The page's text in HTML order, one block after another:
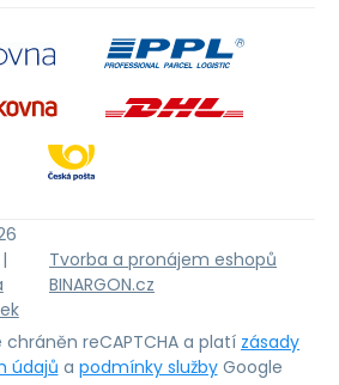
Tvorba a pronájem eshopů
BINARGON.cz
reCAPTCHA a platí zásady
údajů a podmínky služby Google